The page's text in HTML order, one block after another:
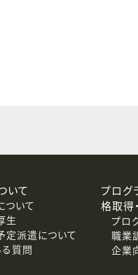
す。
止、消去および第三者へ
いて
ついて
生
定派遣について
る質問
プログ
格取得
プロ
職業
企業